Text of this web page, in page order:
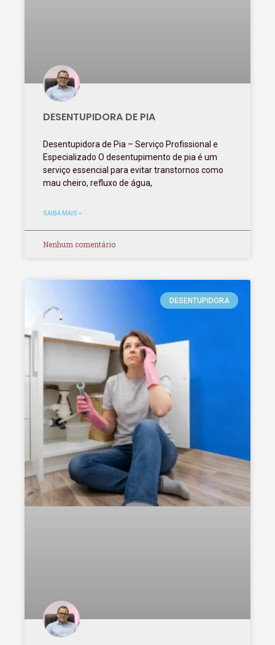
DESENTUPIDORA DE PIA
Desentupidora de Pia – Serviço Profissional e
Especializado O desentupimento de pia é um
serviço essencial para evitar transtornos como
mau cheiro, refluxo de água,
SAIBA MAIS »
Nenhum comentário
DESENTUPIDORA